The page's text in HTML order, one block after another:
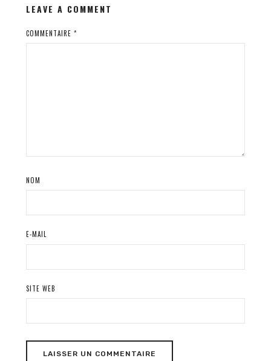
LEAVE A COMMENT
COMMENTAIRE *
NOM
E-MAIL
SITE WEB